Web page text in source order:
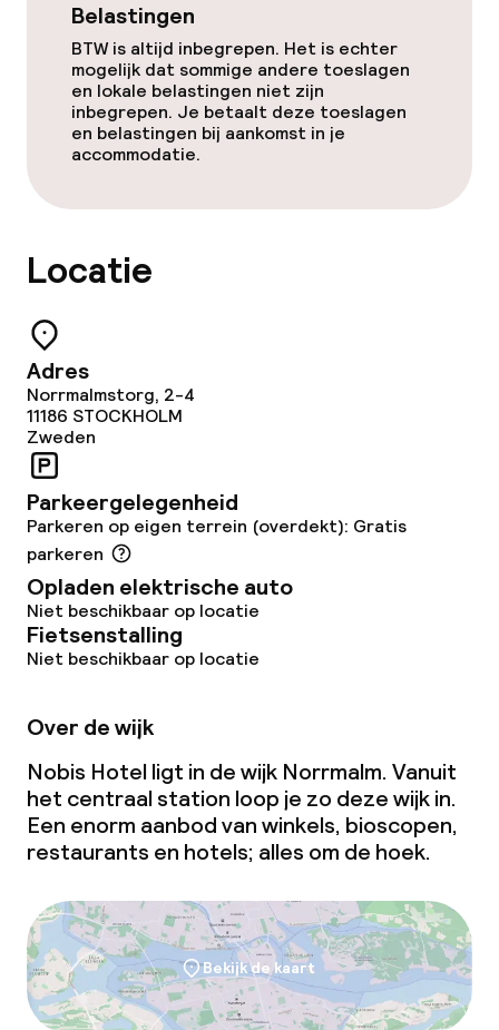
Eet- en drinkgelegenheden
Restaurant
Bar
Eet- en drinkdiensten
Ontbijtbuffet
Lunch, vast menu
Diner à la carte
Roomservice
Dieetopties
Speciale dieetopties
Schoonmaakvoorzieningen
Wasservice
Zakelijke faciliteiten
Conferentieruimte
Vergaderruimte
Belastingen
BTW is altijd inbegrepen. Het is echter
mogelijk dat sommige andere toeslagen
en lokale belastingen niet zijn
inbegrepen. Je betaalt deze toeslagen
en belastingen bij aankomst in je
accommodatie.
Locatie
Adres
Norrmalmstorg, 2-4
11186 STOCKHOLM
Zweden
Parkeergelegenheid
Parkeren op eigen terrein (overdekt): Gratis
parkeren
Opladen elektrische auto
Niet beschikbaar op locatie
Fietsenstalling
Niet beschikbaar op locatie
Over de wijk
Nobis Hotel ligt in de wijk Norrmalm. Vanuit
het centraal station loop je zo deze wijk in.
Een enorm aanbod van winkels, bioscopen,
restaurants en hotels; alles om de hoek.
Bekijk de kaart